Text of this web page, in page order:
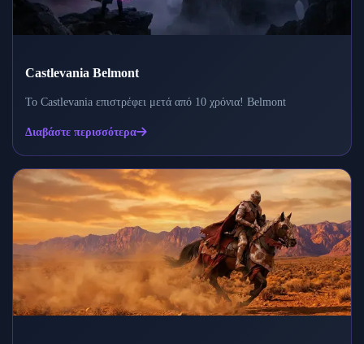
Castlevania Belmont
Το Castlevania επιστρέφει μετά από 10 χρόνια! Belmont
Διαβάστε περισσότερα